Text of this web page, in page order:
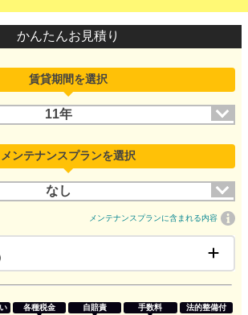
かんたんお見積り
賃貸期間を選択
11年
メンテナンスプランを選択
なし
メンテナンスプランに含まれる内容
各種税金 自賠責 手数料 法的整備付